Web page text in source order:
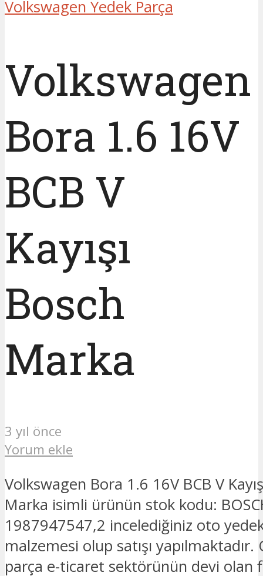
Volkswagen Yedek Parça
Volkswagen
Bora 1.6 16V
BCB V
Kayışı
Bosch
Marka
3 yıl önce
Yorum ekle
Volkswagen Bora 1.6 16V BCB V
Marka isimli ürünün stok kodu:
1987947547,2 incelediğiniz oto
malzemesi olup satışı
parça e-ticaret sektörünün devi olan